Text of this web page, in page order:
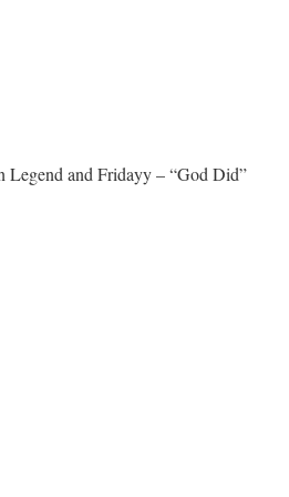
Legend and Fridayy – “God Did”